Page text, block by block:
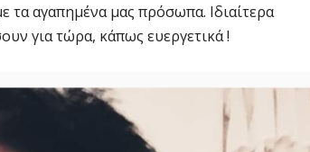
τα αγαπημένα μας πρόσωπα. Ιδιαίτερα
για τώρα, κάπως ευεργετικά !